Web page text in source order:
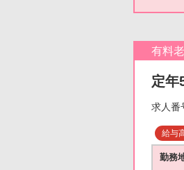
有料
定年
求人番
給与
勤務